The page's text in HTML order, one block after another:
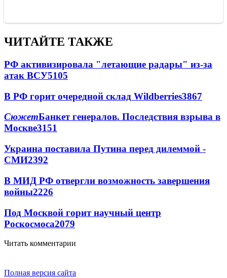
ЧИТАЙТЕ ТАКЖЕ
РФ активизировала "летающие радары" из-за
атак ВСУ5105
В РФ горит очередной склад Wildberries3867
СюжетБанкет генералов. Последствия взрыва в
Москве3151
Украина поставила Путина перед дилеммой -
СМИ2392
В МИД РФ отвергли возможность завершения
войны2226
Под Москвой горит научный центр
Роскосмоса2079
Читать комментарии
Полная версия сайта